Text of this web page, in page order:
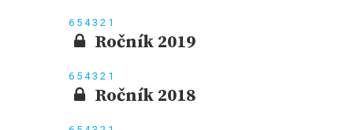
6 5 43 2 1
Ročník 2019
6 5 43 2 1
Ročník 2018